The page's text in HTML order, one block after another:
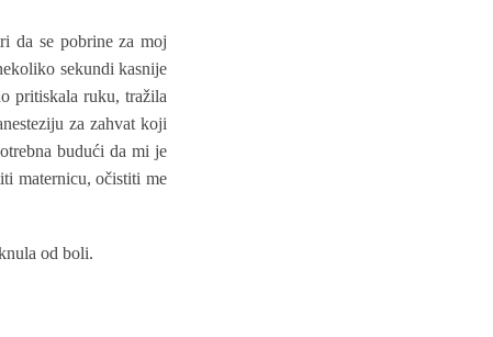
da se pobrine za moj
sekundi kasnije
pritiskala ruku, tražila
za zahvat koji
budući da mi je
maternicu, očistiti me
od boli.